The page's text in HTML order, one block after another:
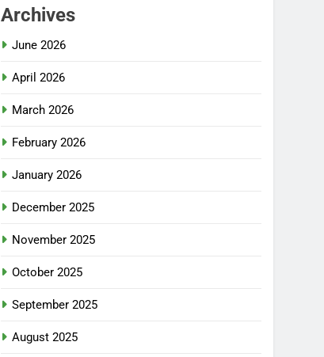
Archives
June 2026
April 2026
March 2026
February 2026
January 2026
December 2025
November 2025
October 2025
September 2025
August 2025